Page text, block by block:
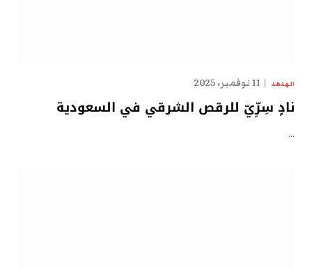
الهدهد 11 نوفمبر، 2025
نادٍ سِرِّيّ للرقص الشرقي في السعودية
…